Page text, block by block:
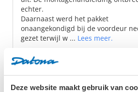
Deze website maakt gebruik van
echter.
Daarnaast werd het pakket
onaangekondigd bij de voordeur
gezet terwijl w ... Lees meer.
Geverifieerde beoordeling